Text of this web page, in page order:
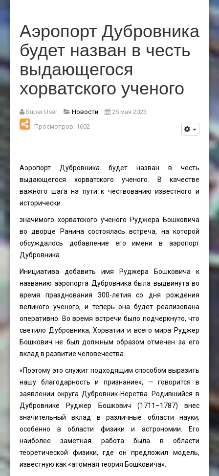
Аэропорт Дубровника
будет назван в честь
выдающегося
хорватского ученого
Super User Новости
25 мая 2023
Просмотров: 1602
Аэропорт Дубровника будет назван в честь
выдающегося хорватского ученого. В качестве
важного шага на пути к чествованию известного и
исторически
значимого хорватского ученого Руджера Бошковича
во дворце Ранина состоялась встреча, на которой
обсуждалось добавление его имени в аэропорт
Дубровника.
Инициатива добавить имя Руджера Бошковича к
названию аэропорта Дубровника была выдвинута во
время празднования 300-летия со дня рождения
великого ученого, и теперь она будет реализована
оперативно. Во время встречи было подчеркнуто, что
светило Дубровника, Хорватии и всего мира Руджер
Бошкович не был должным образом отмечен за его
вклад в развитие человечества.
«Поэтому это служит подходящим способом выразить
нашу благодарность и признание», — говорится в
заявлении округа Дубровник-Неретва. Родившийся в
Дубровнике Руджер Бошкович (1711–1787) внес
значительный вклад в различные области науки,
особенно в области физики и астрономии. Его
наиболее заметная работа была в области
теоретической физики, где он предложил модель,
известную как «атомная теория Бошковича».